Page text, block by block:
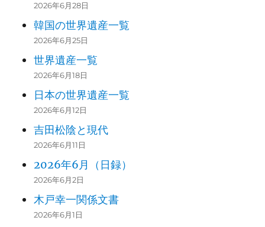
2026年6月28日
韓国の世界遺産一覧
2026年6月25日
世界遺産一覧
2026年6月18日
日本の世界遺産一覧
2026年6月12日
吉田松陰と現代
2026年6月11日
2026年6月（日録）
2026年6月2日
木戸幸一関係文書
2026年6月1日